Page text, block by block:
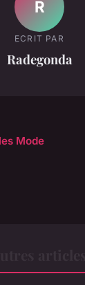
R
ECRIT PAR
Radegonda
Mode